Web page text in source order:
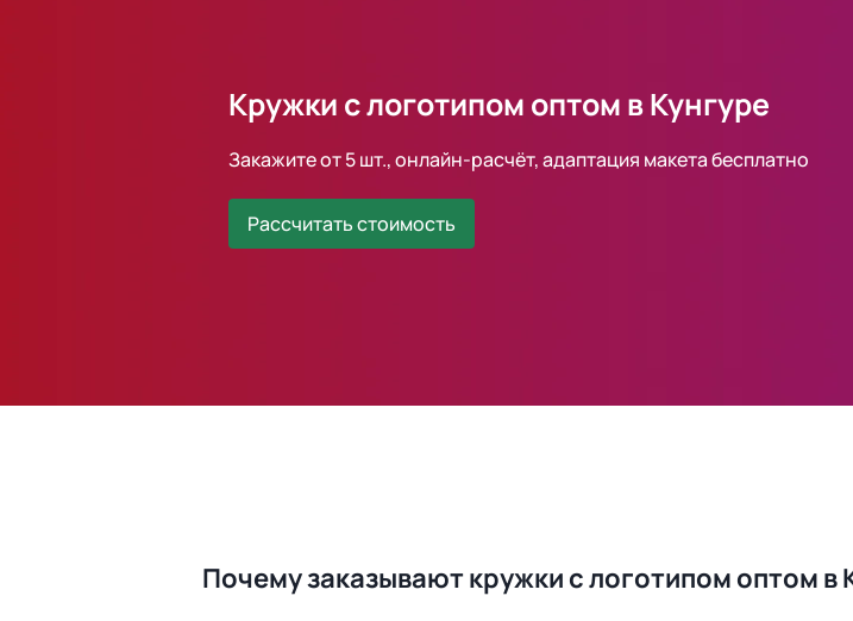
Кружки с логотипом оптом в Кунгуре
Закажите от 5 шт., онлайн-расчёт, адаптация макета бесплатно
Рассчитать стоимость
Почему заказывают кружки с логотипом оптом в